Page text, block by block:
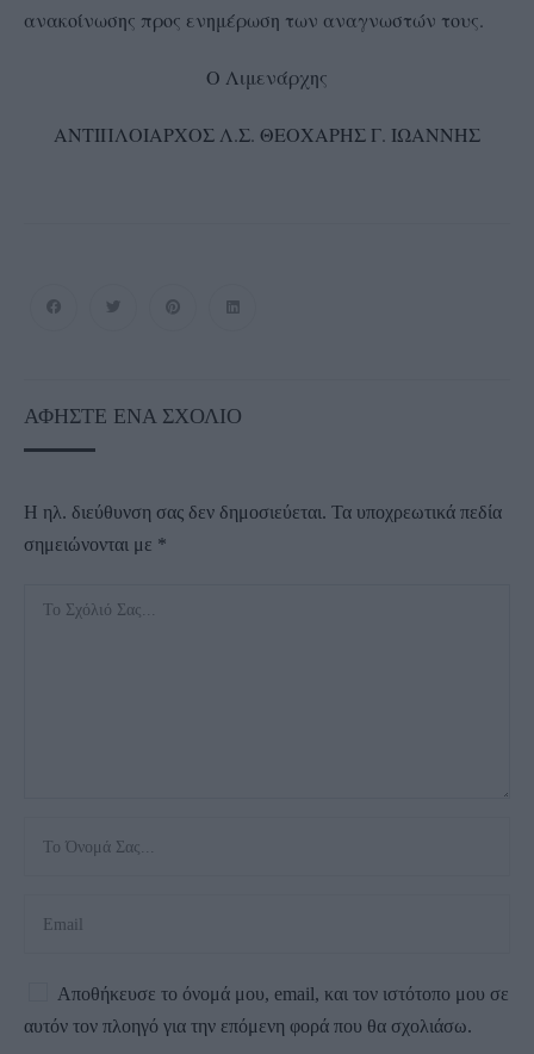
ανακοίνωσης προς ενημέρωση των αναγνωστών τους.
Ο Λιμενάρχης
ANTIΠΛΟΙΑΡΧΟΣ Λ.Σ. ΘΕΟΧΑΡΗΣ Γ. ΙΩΑΝΝΗΣ
ΑΦΉΣΤΕ ΈΝΑ ΣΧΌΛΙΟ
Η ηλ. διεύθυνση σας δεν δημοσιεύεται. Τα υποχρεωτικά πεδία
σημειώνονται με *
Αποθήκευσε το όνομά μου, email, και τον ιστότοπο μου σε
αυτόν τον πλοηγό για την επόμενη φορά που θα σχολιάσω.